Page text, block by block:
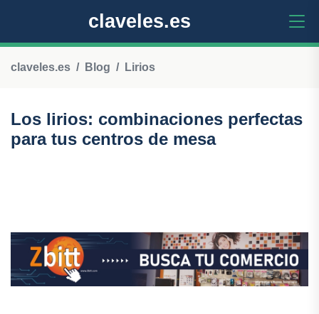
claveles.es
claveles.es Blog Lirios
Los lirios: combinaciones perfectas
para tus centros de mesa